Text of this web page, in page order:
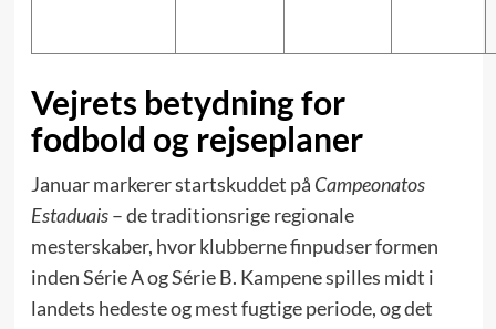
Vejrets betydning for
fodbold og rejseplaner
Januar markerer startskuddet på Campeonatos
Estaduais– de traditionsrige regionale
mesterskaber, hvor klubberne finpudser formen
inden Série A og Série B. Kampene spilles midt i
landets hedeste og mest fugtige periode, og det